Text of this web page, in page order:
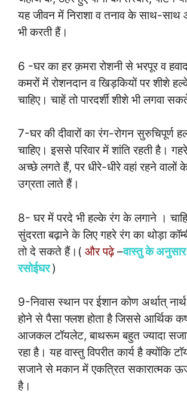
यह जीवन में निराशा व तनाव के साथ-
भी करती हैं।
6 -घर का हर क़मरा रोशनी से भरपूर व
कमरों में रोशनदान व खिड़कियों पर शीशे
चाहिए। चाहें तो पारदर्शी शीशे भी लगवा
7-घर की दीवारों का रंग-रोगन सुरुचिपूर्ण
चाहिए। इससे परिवार में शांति रहती है।
अच्छे लगते हैं, पर धीरे-धीरे वहां रहने वालों
उग्रता लाते हैं।
8- घर में परदे भी हल्के रंग के लगाने ।
सुंदरता बढ़ाने के लिए गहरे रंग का थोड़ा
तो दे सकते हैं।( और पढ़े–वास्तु के
रसोईघर )
9-निवास स्थान पर ईशान कोण अर्थात्
होने से पैसा फ्लश होता है जिससे आर्थिक
आजकल टॉयलेट, बाथरूम बहुत ज्यादा
रहा है। यह वास्तु विपरीत कार्य है क्योंकि
सजाने से मकान में एकत्रित सकारात्मक
है।